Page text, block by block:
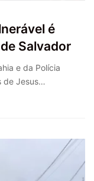
é
Salvador
e da Polícia
de Jesus…